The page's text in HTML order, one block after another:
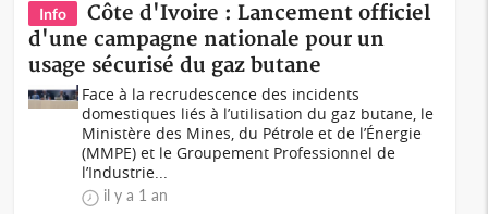
Info
Côte d'Ivoire : Lancement officiel
d'une campagne nationale pour un
usage sécurisé du gaz butane
Face à la recrudescence des incidents
domestiques liés à l’utilisation du gaz butane, le
Ministère des Mines, du Pétrole et de l’Énergie
(MMPE) et le Groupement Professionnel de
l’Industrie...
il y a 1 an